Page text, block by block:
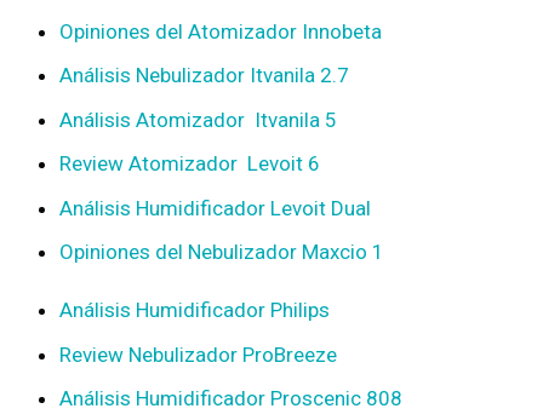
Opiniones del Atomizador Innobeta
Análisis Nebulizador Itvanila 2.7
Análisis Atomizador Itvanila 5
Review Atomizador Levoit 6
Análisis Humidificador Levoit Dual
Opiniones del Nebulizador Maxcio 1
Análisis Humidificador Philips
Review Nebulizador ProBreeze
Análisis Humidificador Proscenic 808